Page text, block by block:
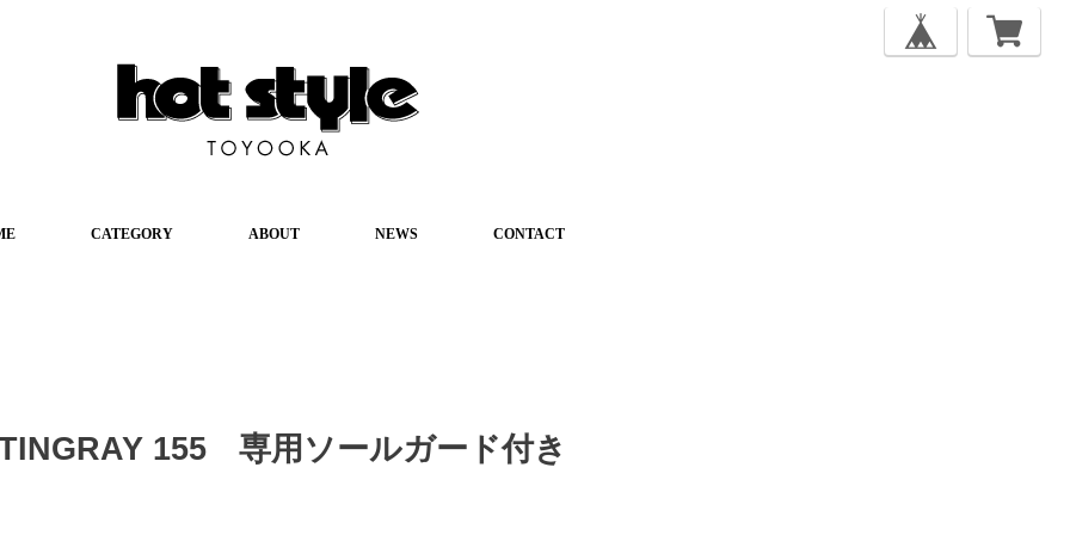
CATEGORY ABOUT NEWS CONTACT
155 専用ソールガード付き